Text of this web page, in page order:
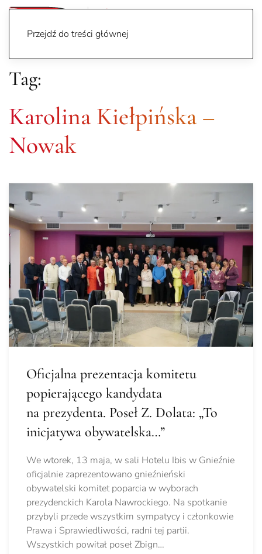
Przejdź do treści głównej
Tag:
Karolina Kiełpińska –
Nowak
Oficjalna prezentacja komitetu
popierającego kandydata
na prezydenta. Poseł Z. Dolata: „To
inicjatywa obywatelska…”
We wtorek, 13 maja, w sali Hotelu Ibis w Gnieźnie
oficjalnie zaprezentowano gnieźnieński
obywatelski komitet poparcia w wyborach
prezydenckich Karola Nawrockiego. Na spotkanie
przybyli przede wszystkim sympatycy i członkowie
Prawa i Sprawiedliwości, radni tej partii.
Wszystkich powitał poseł Zbign…